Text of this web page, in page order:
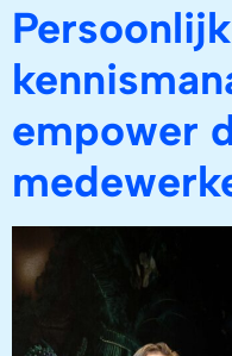
Persoonlijk
empower